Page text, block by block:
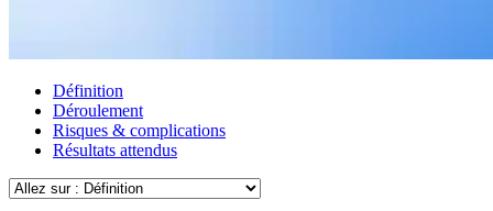
Définition
Déroulement
Risques & complications
Résultats attendus